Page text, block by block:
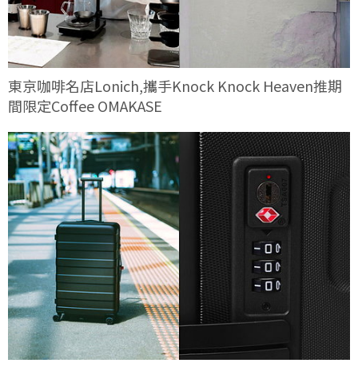
東京咖啡名店Lonich,攜手Knock Knock Heaven推期
間限定Coffee OMAKASE